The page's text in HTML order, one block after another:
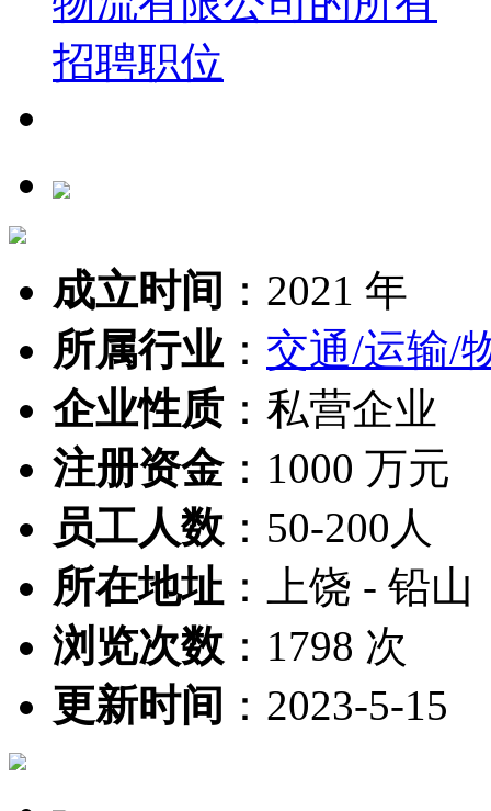
成立时间 ： 2021 年
所属行业： 交通/运输/
企业性质： 私营企业
注册资金： 1000 万元
员工人数 ： 50-200人
所在地址 ：
上饶 - 铅山
浏览次数 ： 1798 次
更新时间 ： 2023-5-15